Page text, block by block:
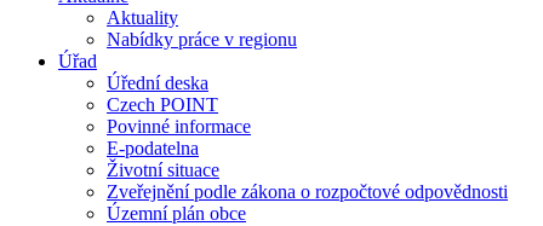
Aktuality
Nabídky práce v regionu
Úřad
Úřední deska
Czech POINT
Povinné informace
E-podatelna
Životní situace
Zveřejnění podle zákona o rozpočtové odpovědnosti
Územní plán obce